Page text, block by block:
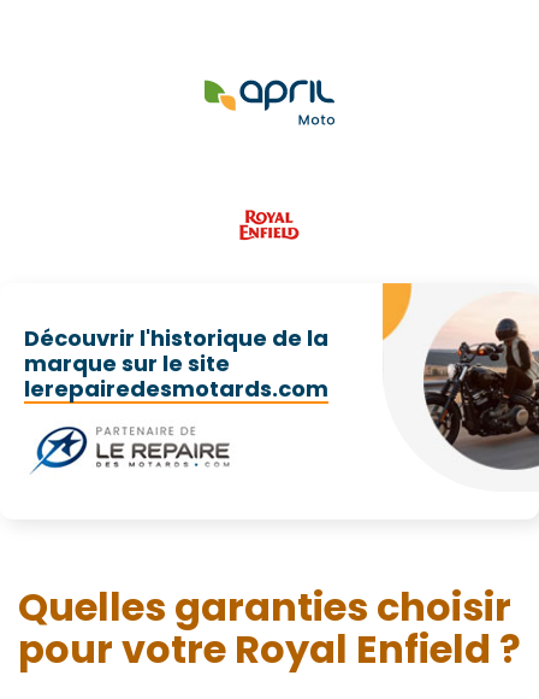
Découvrir l'historique de la
marque sur le site
lerepairedesmotards.com
Quelles garanties choisir
pour votre Royal Enfield ?